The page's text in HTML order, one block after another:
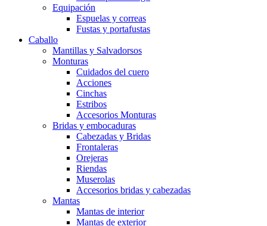
Equipación
Espuelas y correas
Fustas y portafustas
Caballo
Mantillas y Salvadorsos
Monturas
Cuidados del cuero
Acciones
Cinchas
Estribos
Accesorios Monturas
Bridas y embocaduras
Cabezadas y Bridas
Frontaleras
Orejeras
Riendas
Muserolas
Accesorios bridas y cabezadas
Mantas
Mantas de interior
Mantas de exterior